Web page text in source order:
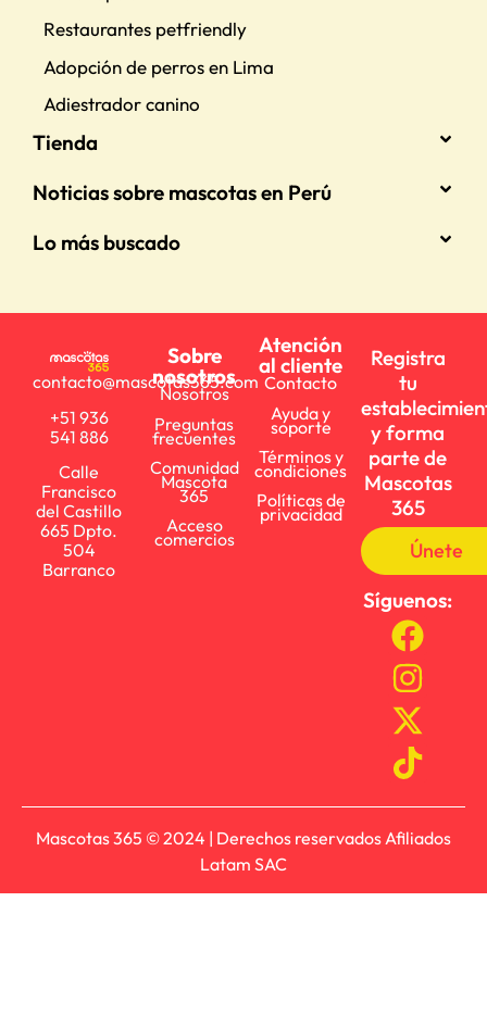
Restaurantes petfriendly
Adopción de perros en Lima
Adiestrador canino
Tienda
Noticias sobre mascotas en Perú
Lo más buscado
contacto@mascotas365.com
+51 936
541 886
Calle
Francisco
del Castillo
665 Dpto.
504
Barranco
Sobre
nosotros
Nosotros
Preguntas
frecuentes
Comunidad
Mascota
365
Acceso
comercios
Atención
al cliente
Contacto
Ayuda y
soporte
Términos y
condiciones
Políticas de
privacidad
Registra
tu
y forma
parte de
Mascotas
365
Únete
Síguenos:
Mascotas 365 © 2024 | Derechos reservados Afiliados
Latam SAC